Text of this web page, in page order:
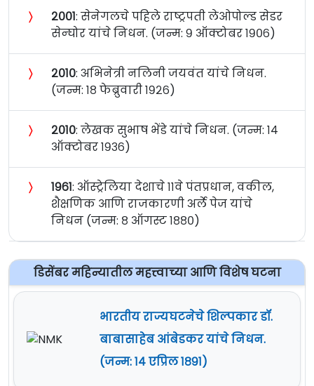
〉 २००१: सेनेगलचे पहिले राष्ट्रपती लेओपोल्ड सेडर
सेन्घोर यांचे निधन. (जन्म: ९ ऑक्टोबर १९०६)
〉 २०१०: अभिनेत्री नलिनी जयवंत यांचे निधन.
(जन्म: १८ फेब्रुवारी १९२६)
〉 २०१०: लेखक सुभाष भेंडे यांचे निधन. (जन्म: १४
ऑक्टोबर १९३६)
〉 १९६१: ऑस्ट्रेलिया देशाचे ११वे पंतप्रधान, वकील,
शैक्षणिक आणि राजकारणी अर्ले पेज यांचे
निधन (जन्म: ८ ऑगस्ट १८८०)
डिसेंबर महिन्यातील महत्त्वाच्या आणि विशेष घटना
भारतीय राज्यघटनेचे शिल्पकार डॉ.
बाबासाहेब आंबेडकर यांचे निधन.
(जन्म: १४ एप्रिल १८९१)